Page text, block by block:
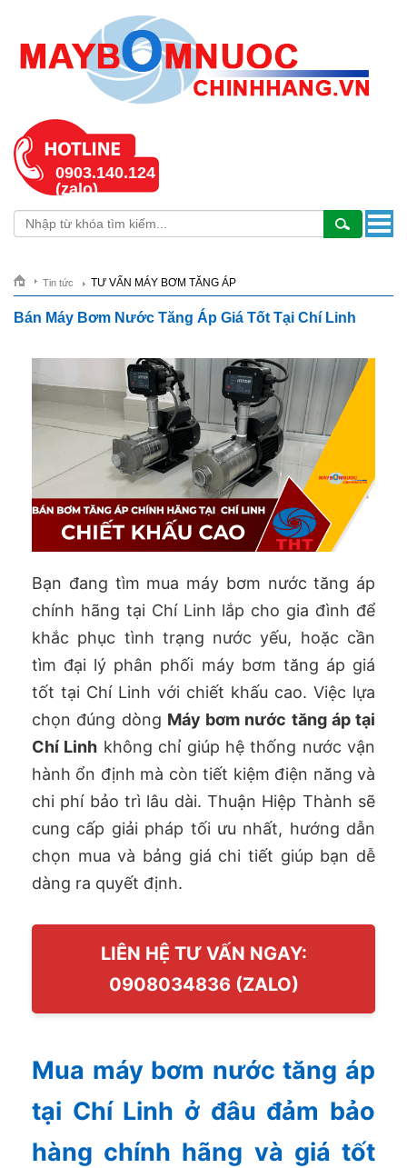
0903.140.124
(zalo)
Tin tức TƯ VẤN MÁY BƠM TĂNG ÁP
Bán Máy Bơm Nước Tăng Áp Giá Tốt Tại Chí Linh
Bạn đang tìm mua máy bơm nước tăng áp
chính hãng tại Chí Linh lắp cho gia đình để
khắc phục tình trạng nước yếu, hoặc cần
tìm đại lý phân phối máy bơm tăng áp giá
tốt tại Chí Linh với chiết khấu cao. Việc lựa
chọn đúng dòng Máy bơm nước tăng áp tại
Chí Linh không chỉ giúp hệ thống nước vận
hành ổn định mà còn tiết kiệm điện năng và
chi phí bảo trì lâu dài. Thuận Hiệp Thành sẽ
cung cấp giải pháp tối ưu nhất, hướng dẫn
chọn mua và bảng giá chi tiết giúp bạn dễ
dàng ra quyết định.
LIÊN HỆ TƯ VẤN NGAY:
0908034836 (ZALO)
Mua máy bơm nước tăng áp
tại Chí Linh ở đâu đảm bảo
hàng chính hãng và giá tốt